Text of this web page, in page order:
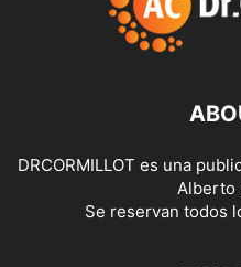
DRCORMILLOT es una
Alberto
Se reservan todos